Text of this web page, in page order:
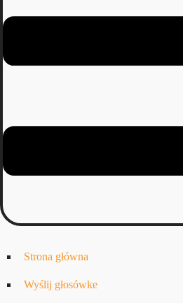
Strona główna
Wyślij głosówke